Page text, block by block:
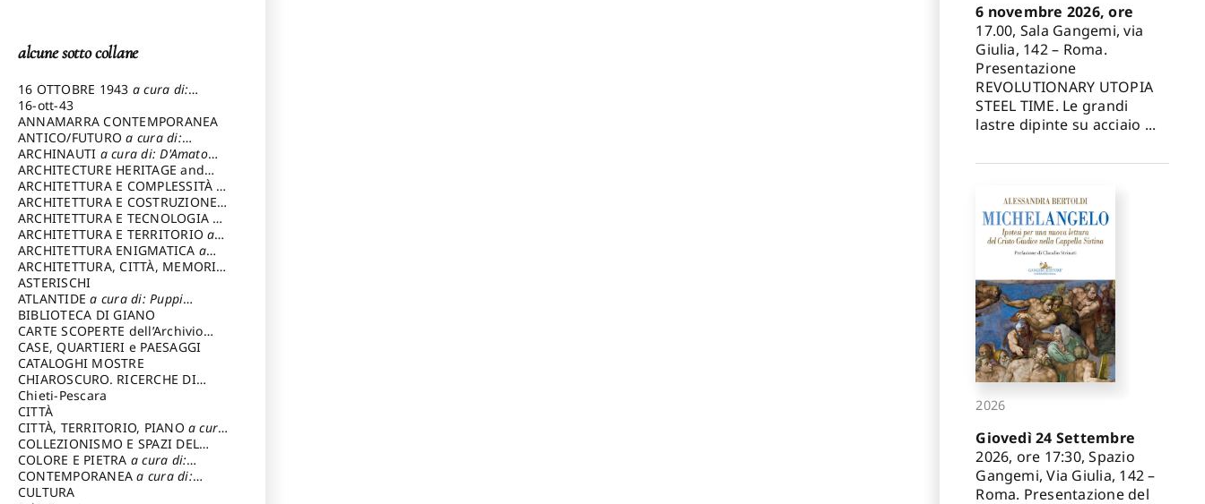
alcune sotto collane
16 OTTOBRE 1943 a cura di:
Pezzetti Marcello
16-ott-43
ANNAMARRA CONTEMPORANEA
ANTICO/FUTUROa cura di:
Varagnoli Claudio
ARCHINAUTI a cura di: D'Amato
Claudio
ARCHITECTURE HERITAGE and
DESIGN
ARCHITETTURA E COMPLESSITÀ a
cura di: Piva Antonio
ARCHITETTURA E COSTRUZIONEa
cura di: Poretti Sergio
ARCHITETTURA E TECNOLOGIA a
cura di: Carrara Gianfranco
ARCHITETTURA E TERRITORIOa
cura di: Pietrogrande Enrico
ARCHITETTURA ENIGMATICA a
cura di: Lenci Ruggero
ARCHITETTURA, CITTÀ, MEMORIA
a cura di: Valeriani Enrico
ASTERISCHI
ATLANTIDEa cura di: Puppi
Lionello
BIBLIOTECA DI GIANO
CARTE SCOPERTE dell’Archivio
Storico Capitolino
CASE, QUARTIERI e PAESAGGI
CATALOGHI MOSTRE
CHIAROSCURO. RICERCHE DI
STORIA E STORIA DELL'ARTE
cura di: Di Carpegna Falconieri
Tommaso
Chieti-Pescara
CITTÀ
CITTÀ, TERRITORIO, PIANO a cura
di: Imbesi Giuseppe
COLLEZIONISMO E SPAZI DEL
COLLEZIONISMO a cura di:
Magnani Lauro
COLORE E PIETRA a cura di:
Selvaggi Giuseppe
CONTEMPORANEAa cura di:
Gubinelli Luna
CULTURA
6 novembre 2026, ore
17.00, Sala Gangemi, via
Giulia, 142 – Roma.
Presentazione
REVOLUTIONARY UTOPIA
STEEL TIME. Le grandi
lastre dipinte su acciaio ...
2026
Giovedì 24 Settembre
2026, ore 17:30, Spazio
Gangemi, Via Giulia, 142 –
Roma. Presentazione del